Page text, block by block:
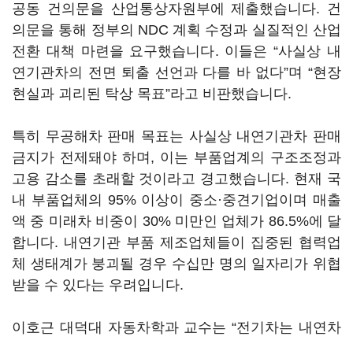
공동 건의문을 산업통상자원부에 제출했습니다. 건
의문을 통해 정부의 NDC 계획 수정과 실질적인 산업
전환 대책 마련을 요구했습니다. 이들은 “사실상 내
연기관차의 전면 퇴출 선언과 다를 바 없다”며 “현장
현실과 괴리된 탁상 목표”라고 비판했습니다.
특히 무공해차 판매 목표는 사실상 내연기관차 판매
금지가 전제돼야 하며, 이는 부품업계의 구조조정과
고용 감소를 초래할 것이라고 경고했습니다. 현재 국
내 부품업체의 95% 이상이 중소·중견기업이며 매출
액 중 미래차 비중이 30% 미만인 업체가 86.5%에 달
합니다. 내연기관 부품 제조업체들이 집중된 협력업
체 생태계가 붕괴될 경우 수십만 명의 일자리가 위협
받을 수 있다는 우려입니다.
이호근 대덕대 자동차학과 교수는 “전기차는 내연차